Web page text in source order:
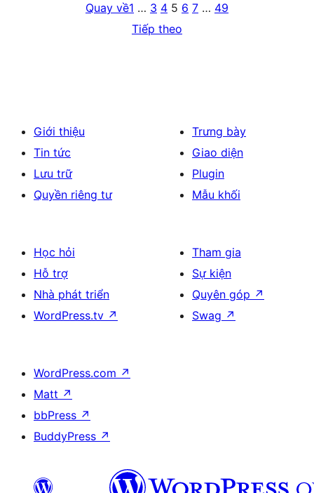
Quay về1 … 3 4 5 6 7 … 49
Tiếp theo
Giới thiệu
Tin tức
Lưu trữ
Quyền riêng tư
Trưng bày
Giao diện
Plugin
Mẫu khối
Học hỏi
Hỗ trợ
Nhà phát triển
WordPress.tv ↗
Tham gia
Sự kiện
Quyên góp ↗
Swag ↗
WordPress.com ↗
Matt ↗
bbPress ↗
BuddyPress ↗